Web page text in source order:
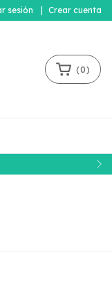
sesión Crear cuenta
(0)